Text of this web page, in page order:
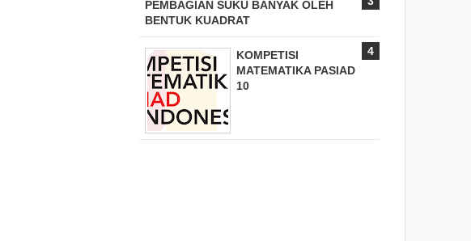
PEMBAGIAN SUKU BANYAK OLEH
BENTUK KUADRAT
KOMPETISI
MATEMATIKA PASIAD
10